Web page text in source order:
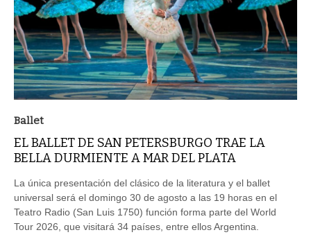
Ballet
EL BALLET DE SAN PETERSBURGO TRAE LA
BELLA DURMIENTE A MAR DEL PLATA
La única presentación del clásico de la literatura y el ballet
universal será el domingo 30 de agosto a las 19 horas en el
Teatro Radio (San Luis 1750) función forma parte del World
Tour 2026, que visitará 34 países, entre ellos Argentina.